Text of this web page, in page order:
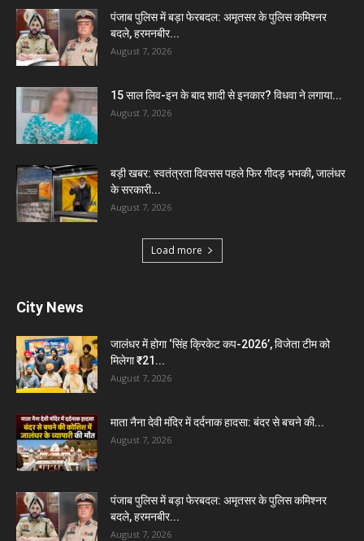
पंजाब पुलिस में बड़ा फेरबदल: अमृतसर के पुलिस कमिश्नर
बदले, हरमनबीर...
August 7, 2026
15 साल लिव-इन के बाद शादी से इनकार? विधवा ने लगाया...
August 7, 2026
बड़ी खबर: स्वतंत्रता दिवसस पहले फिर गीदड़ भभकी, जालंधर
के सरकारी...
August 7, 2026
Load more
City News
जालंधर में होगा ‘सिंह क्रिकेट कप-2026’, विजेता टीम को
मिलेगा ₹21...
August 7, 2026
माता नैना देवी मंदिर में दर्दनाक हादसा: बंदर से बचने की...
August 7, 2026
पंजाब पुलिस में बड़ा फेरबदल: अमृतसर के पुलिस कमिश्नर
बदले, हरमनबीर...
August 7, 2026